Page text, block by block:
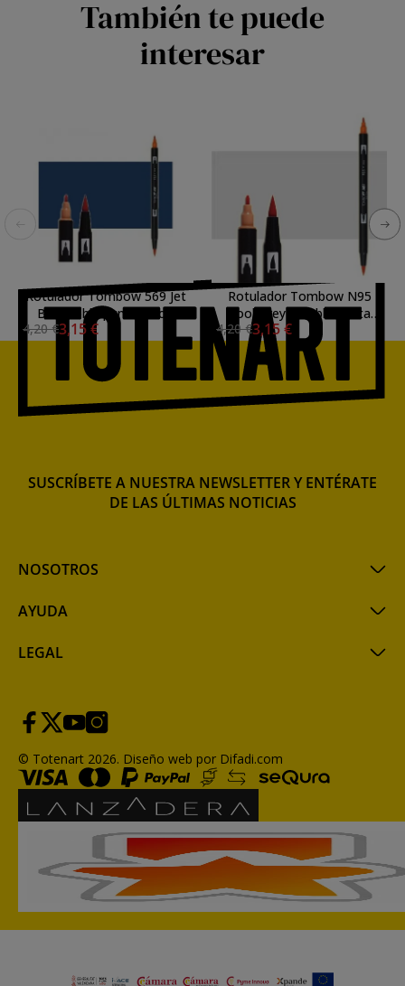
También te puede
interesar
Rotulador Tombow 569 Jet
Blue doble punta pincel
4,20 €3,15 €
Rotulador Tombow N95
Cool Grey 1 doble punta
pincel
4,20 €3,15 €
NOSOTROS
AYUDA
LEGAL
SUSCRÍBETE A NUESTRA NEWSLETTER Y ENTÉRATE
DE LAS ÚLTIMAS NOTICIAS
© Totenart 2026. Diseño web por Difadi.com